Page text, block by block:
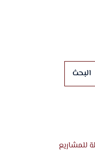
البحث
للمشاريع